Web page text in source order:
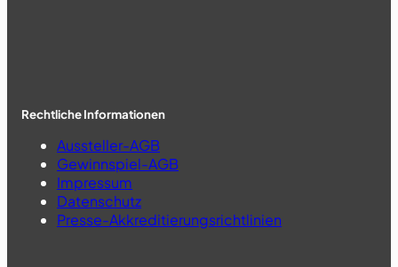
Rechtliche Informationen
Aussteller-AGB
Gewinnspiel-AGB
Impressum
Datenschutz
Presse-Akkreditierungsrichtlinien